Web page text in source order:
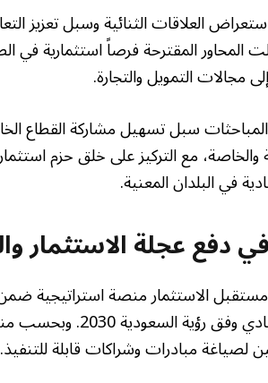
العلاقات الثنائية وسبل
المقترحة فرصاً استثمارية في
مجالات التمويل والتجارة.
سبل تسهيل مشاركة القطاع
مع التركيز على خلق حزم
في البلدان المعنية.
دفع عجلة الاستثمار
الاستثمار منصة استراتيجية
برامج التحول
لصياغة مبادرات وشراكات قابلة للتنفيذ.